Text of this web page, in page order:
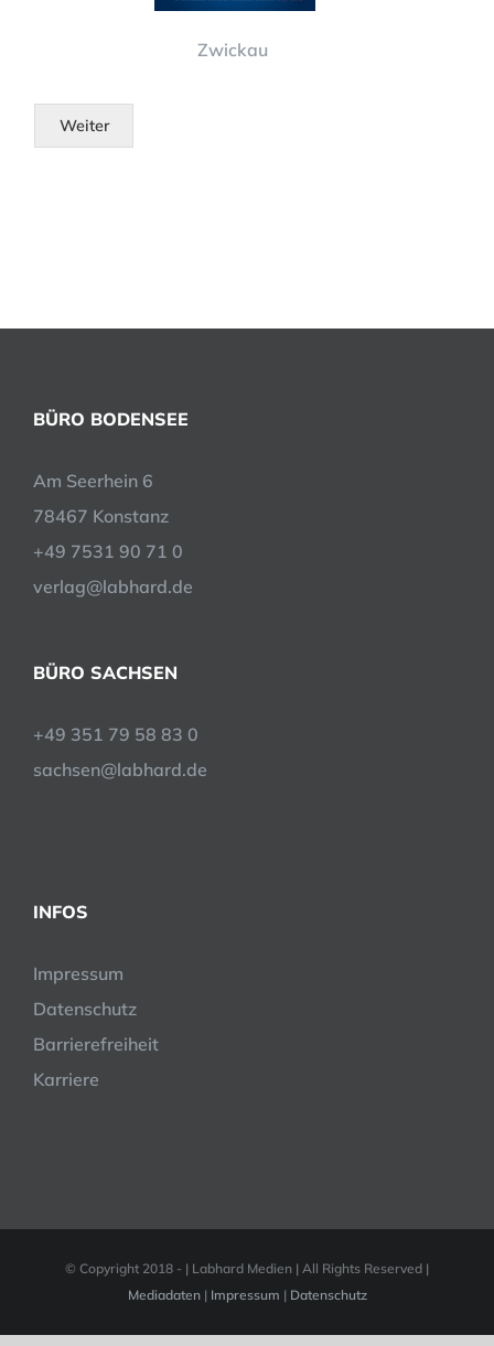
Zwickau
Weiter
BÜRO BODENSEE
Am Seerhein 6
78467 Konstanz
+49 7531 90 71 0
verlag@labhard.de
BÜRO SACHSEN
+49 351 79 58 83 0
sachsen@labhard.de
INFOS
Impressum
Datenschutz
Barrierefreiheit
Karriere
© Copyright 2018 - | Labhard Medien | All Rights Reserved |
Mediadaten| Impressum | Datenschutz